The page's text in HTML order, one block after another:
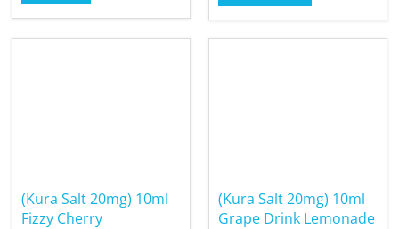
(Kura Salt 20mg) 10ml
Fizzy Cherry
(Kura Salt 20mg) 10ml
Grape Drink Lemonade